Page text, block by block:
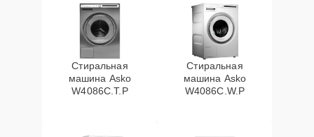
Стиральная
машина Asko
W4086C.T.P
Стиральная
машина Asko
W4086C.W.P